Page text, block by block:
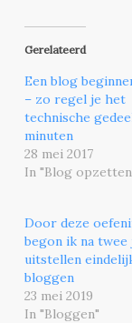
Gerelateerd
Een blog
– zo regel je het
technische
minuten
28 mei 2017
In "Blog
Door deze
begon ik na twee
uitstellen
bloggen
23 mei 2019
In "Bloggen"